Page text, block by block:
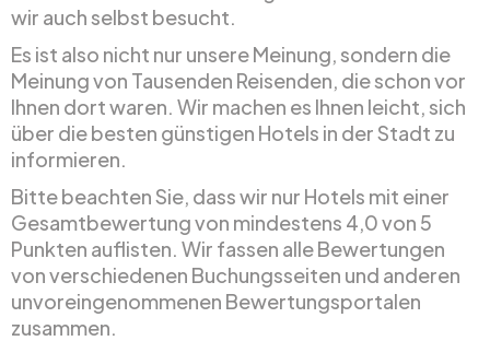
wir auch selbst besucht.
Es ist also nicht nur unsere Meinung, sondern die
Meinung von Tausenden Reisenden, die schon vor
Ihnen dort waren. Wir machen es Ihnen leicht, sich
über die besten günstigen Hotels in der Stadt zu
informieren.
Bitte beachten Sie, dass wir nur Hotels mit einer
Gesamtbewertung von mindestens 4,0 von 5
Punkten auflisten. Wir fassen alle Bewertungen
von verschiedenen Buchungsseiten und anderen
unvoreingenommenen Bewertungsportalen
zusammen.